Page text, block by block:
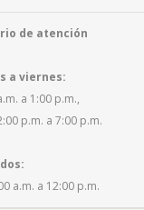
de atención
a viernes:
a 1:00 p.m.,
p.m. a 7:00 p.m.
a.m. a 12:00 p.m.